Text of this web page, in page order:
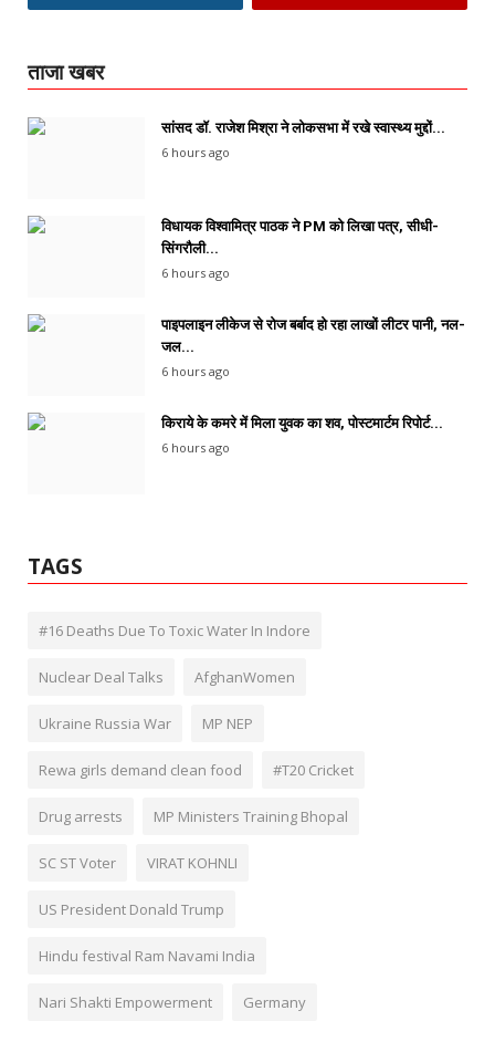
ताजा खबर
सांसद डॉ. राजेश मिश्रा ने लोकसभा में रखे स्वास्थ्य मुद्दों...
6 hours ago
विधायक विश्वामित्र पाठक ने PM को लिखा पत्र, सीधी-
सिंगरौली...
6 hours ago
पाइपलाइन लीकेज से रोज बर्बाद हो रहा लाखों लीटर पानी, नल-
जल...
6 hours ago
किराये के कमरे में मिला युवक का शव, पोस्टमार्टम रिपोर्ट...
6 hours ago
TAGS
#16 Deaths Due To Toxic Water In Indore
Nuclear Deal Talks AfghanWomen
Ukraine Russia War MP NEP
Rewa girls demand clean food #T20 Cricket
Drug arrests MP Ministers Training Bhopal
SC ST Voter VIRAT KOHNLI
US President Donald Trump
Hindu festival Ram Navami India
Nari Shakti Empowerment Germany